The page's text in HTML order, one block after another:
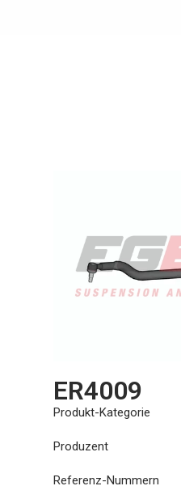
ER4009
Produkt-Kategorie
Produzent
Referenz-Nummern